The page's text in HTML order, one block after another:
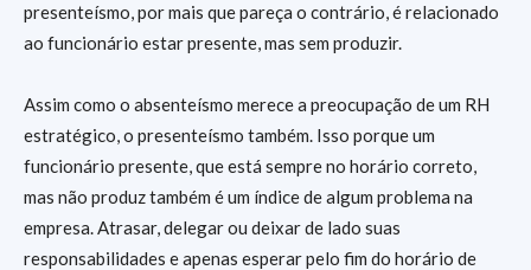
presenteísmo, por mais que pareça o contrário, é relacionado
ao funcionário estar presente, mas sem produzir.
Assim como o absenteísmo merece a preocupação de um RH
estratégico, o presenteísmo também. Isso porque um
funcionário presente, que está sempre no horário correto,
mas não produz também é um índice de algum problema na
empresa. Atrasar, delegar ou deixar de lado suas
responsabilidades e apenas esperar pelo fim do horário de